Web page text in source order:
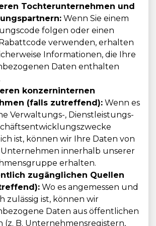
Tochterunternehmen und
Wenn Sie einem
folgen oder einen
verwenden, erhalten
Informationen, die Ihre
Daten enthalten
konzerninternen
(falls zutreffend): Wenn es
Verwaltungs-, Dienstleistungs-
ist, können wir Ihre Daten von
innerhalb unserer
erhalten.
zugänglichen Quellen
Wo es angemessen und
zulässig ist, können wir
Daten aus öffentlichen
(z. B. Unternehmensregistern,